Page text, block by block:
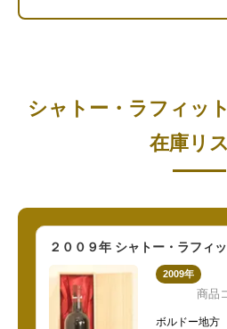
シャトー・ラフィッ
在庫リ
２００９年 シャトー・ラフィ
2009年
商品
ボルドー地